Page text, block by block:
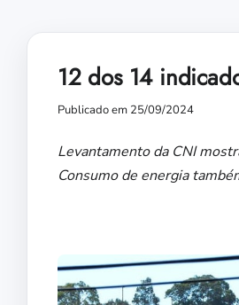
12 dos 14
Publicado em 25/09/2024
Levantamento da CNI
Consumo de energia